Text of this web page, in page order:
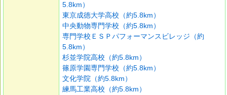
5.8km）
東京成徳大学高校（約5.8km）
中央動物専門学校（約5.8km）
専門学校ＥＳＰパフォーマンスビレッジ（約
5.8km）
杉並学院高校（約5.8km）
篠原学園専門学校（約5.8km）
文化学院（約5.8km）
練馬工業高校（約5.8km）